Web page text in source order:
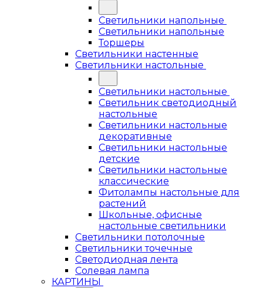
Светильники напольные
Светильники напольные
Торшеры
Светильники настенные
Светильники настольные
Светильники настольные
Светильник светодиодный
настольные
Светильники настольные
декоративные
Светильники настольные
детские
Светильники настольные
классические
Фитолампы настольные для
растений
Школьные, офисные
настольные светильники
Светильники потолочные
Светильники точечные
Светодиодная лента
Солевая лампа
КАРТИНЫ